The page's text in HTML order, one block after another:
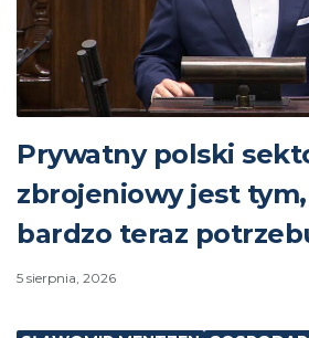
Prywatny polski
zbrojeniowy jest
bardzo teraz
5 sierpnia, 2026